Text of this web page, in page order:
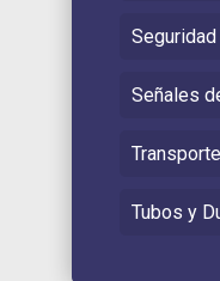
Seguridad
Señales
Tubos y